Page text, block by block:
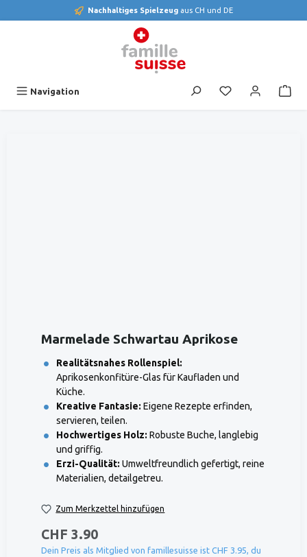
Nachhaltiges Spielzeug aus CH und DE
Navigation Du hast 0
Marmelade Schwartau Aprikose
Realitätsnahes Rollenspiel:
Aprikosenkonfitüre-Glas für Kaufladen und
Küche.
Kreative Fantasie: Eigene Rezepte erfinden,
servieren, teilen.
Hochwertiges Holz: Robuste Buche, langlebig
und griffig.
Erzi-Qualität: Umweltfreundlich gefertigt, reine
Materialien, detailgetreu.
Zum Merkzettel hinzufügen
CHF 3.90
Dein Preis als Mitglied von famillesuisse ist CHF 3.95, du